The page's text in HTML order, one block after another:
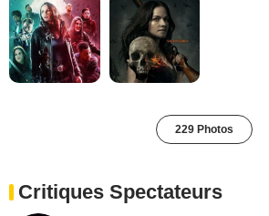
229 Photos
Critiques Spectateurs